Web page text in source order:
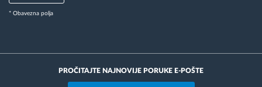
* Obavezna polja
PROČITAJTE NAJNOVIJE PORUKE E-POŠTE